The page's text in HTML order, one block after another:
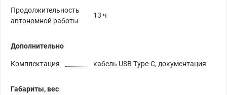
Продолжительность
автономной работы
13 ч
Дополнительно
Комплектация кабель USB Type-C, документация
Габариты, вес